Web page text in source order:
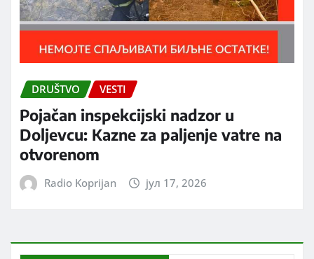
DRUŠTVO VESTI
Pojačan inspekcijski nadzor u
Doljevcu: Kazne za paljenje vatre na
otvorenom
Radio Koprijan јул 17, 2026